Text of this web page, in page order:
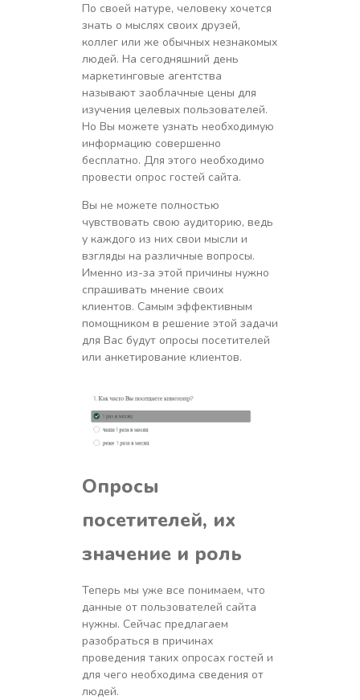
По своей натуре, человеку хочется
знать о мыслях своих друзей,
коллег или же обычных незнакомых
людей. На сегодняшний день
маркетинговые агентства
называют заоблачные цены для
изучения целевых пользователей.
Но Вы можете узнать необходимую
информацию совершенно
бесплатно. Для этого необходимо
провести опрос гостей сайта.
Вы не можете полностью
чувствовать свою аудиторию, ведь
у каждого из них свои мысли и
взгляды на различные вопросы.
Именно из-за этой причины нужно
спрашивать мнение своих
клиентов. Самым эффективным
помощником в решение этой задачи
для Вас будут опросы посетителей
или анкетирование клиентов.
Опросы
посетителей, их
значение и роль
Теперь мы уже все понимаем, что
данные от пользователей сайта
нужны. Сейчас предлагаем
разобраться в причинах
проведения таких опросах гостей и
для чего необходима сведения от
людей.